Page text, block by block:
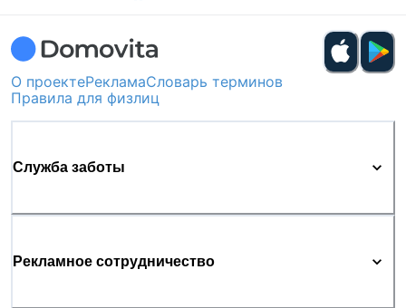
О проектеРекламаСловарь терминов
Правила для физлиц
Служба заботы
Рекламное сотрудничество